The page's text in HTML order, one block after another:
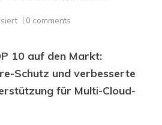
0 comments
10 auf den Markt:
Schutz und verbesserte
für Multi-Cloud-